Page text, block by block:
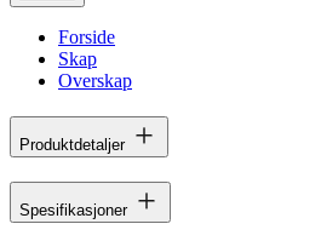
Forside
Skap
Overskap
Produktdetaljer
Spesifikasjoner